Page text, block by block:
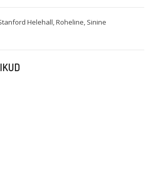
Helehall, Roheline, Sinine